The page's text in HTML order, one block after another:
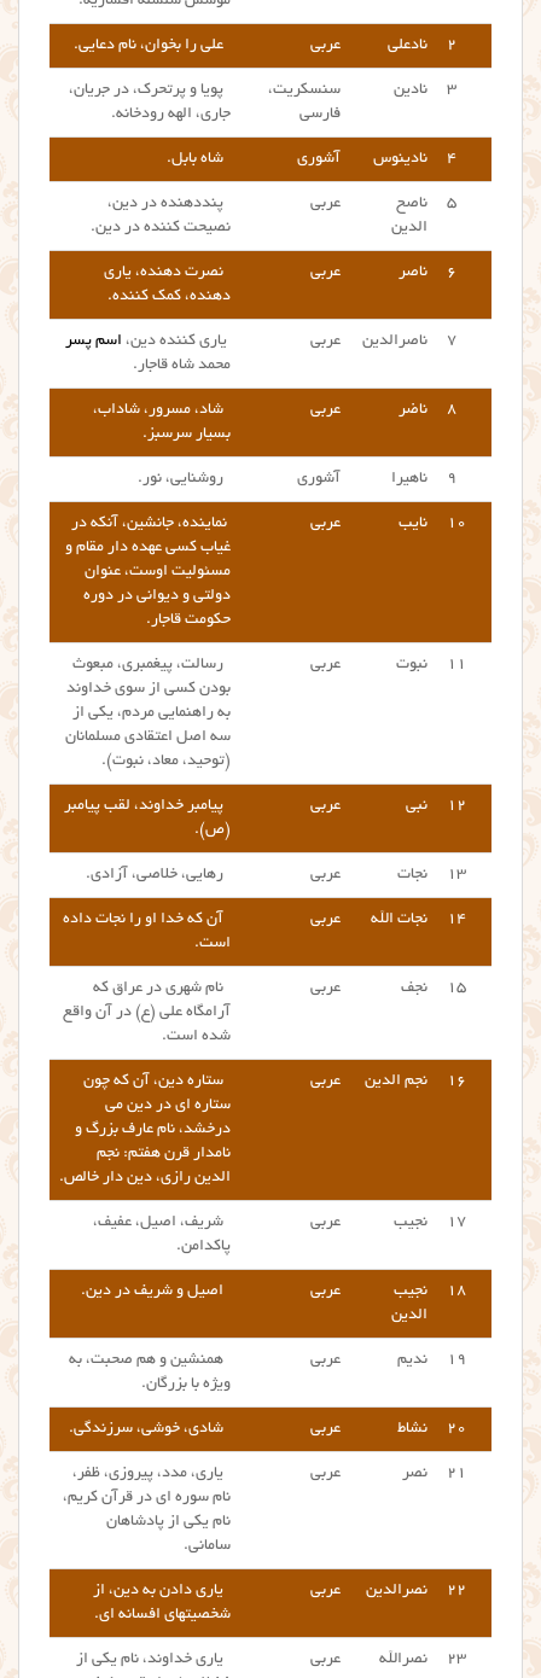
۲ نادعلی عربی علی را بخوان، نام دعایی.
۳ نادین
سنسکریت،
فارسی
پویا و پرتحرک، در جریان،
جاری، الهه رودخانه.
۴ نادینوس آشوری شاه بابل.
۵
ناصح
الدین
عربی
پنددهنده در دین،
نصیحت کننده در دین.
۶ ناصر عربی
نصرت دهنده، یاری
دهنده، کمک کننده.
۷ ناصرالدین عربی یاری کننده دین، اسم پسر
محمد شاه قاجار.
۸ ناضر عربی
شاد، مسرور، شاداب،
بسیار سرسبز.
۹ ناهیرا آشوری روشنایی، نور.
۱۰ نایب عربی
نماینده، جانشین، آنکه در
غیاب کسی عهده دار مقام و
مسئولیت اوست، عنوان
دولتی و دیوانی در دوره
حکومت قاجار.
۱۱ نبوت عربی
رسالت، پیغمبری، مبعوث
بودن کسی از سوی خداوند
به راهنمایی مردم، یکی از
سه اصل اعتقادی مسلمانان
(توحید، معاد، نبوت).
۱۲ نبی عربی
پیامبر خداوند، لقب پیامبر
(ص).
۱۳ نجات عربی رهایی، خلاصی، آزادی.
۱۴ نجات الله عربی
آن که خدا او را نجات داده
است.
۱۵ نجف عربی
نام شهری در عراق که
آرامگاه علی (ع) در آن واقع
شده است.
۱۶ نجم الدین عربی
ستاره دین، آن که چون
ستاره ای در دین می
درخشد، نام عارف بزرگ و
نامدار قرن هفتم: نجم
الدین رازی، دین دار خالص.
۱۷ نجیب عربی
شریف، اصیل، عفیف،
پاکدامن.
۱۸
نجیب
الدین
عربی اصیل و شریف در دین.
۱۹ ندیم عربی
همنشین و هم صحبت، به
ویژه با بزرگان.
۲۰ نشاط عربی شادی، خوشی، سرزندگی.
۲۱ نصر عربی
یاری، مدد، پیروزی، ظفر،
نام سوره ای در قرآن کریم،
نام یکی از پادشاهان
سامانی.
۲۲ نصرالدین عربی
یاری دادن به دین، از
شخصیتهای افسانه ای.
۲۳ نصرالله عربی
یاری خداوند، نام یکی از